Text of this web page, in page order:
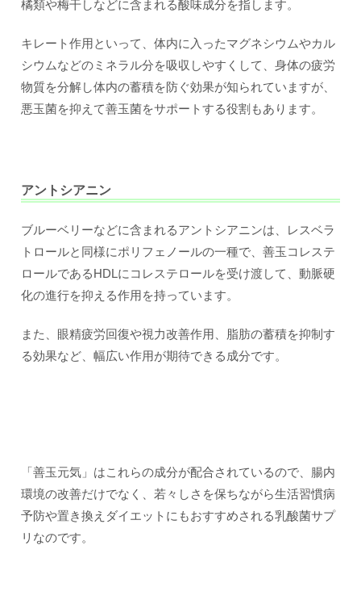
橘類や梅干しなどに含まれる酸味成分を指します。
キレート作用といって、体内に入ったマグネシウムやカル
シウムなどのミネラル分を吸収しやすくして、身体の疲労
物質を分解し体内の蓄積を防ぐ効果が知られていますが、
悪玉菌を抑えて善玉菌をサポートする役割もあります。
アントシアニン
ブルーベリーなどに含まれるアントシアニンは、レスベラ
トロールと同様にポリフェノールの一種で、善玉コレステ
ロールであるHDLにコレステロールを受け渡して、動脈硬
化の進行を抑える作用を持っています。
また、眼精疲労回復や視力改善作用、脂肪の蓄積を抑制す
る効果など、幅広い作用が期待できる成分です。
「善玉元気」はこれらの成分が配合されているので、腸内
環境の改善だけでなく、若々しさを保ちながら生活習慣病
予防や置き換えダイエットにもおすすめされる乳酸菌サプ
リなのです。